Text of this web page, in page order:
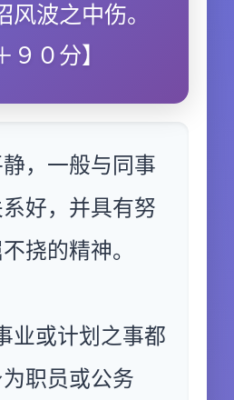
风波之中伤。
９０分】
，一般与同事
好，并具有努
挠的精神。
业或计划之事都
职员或公务